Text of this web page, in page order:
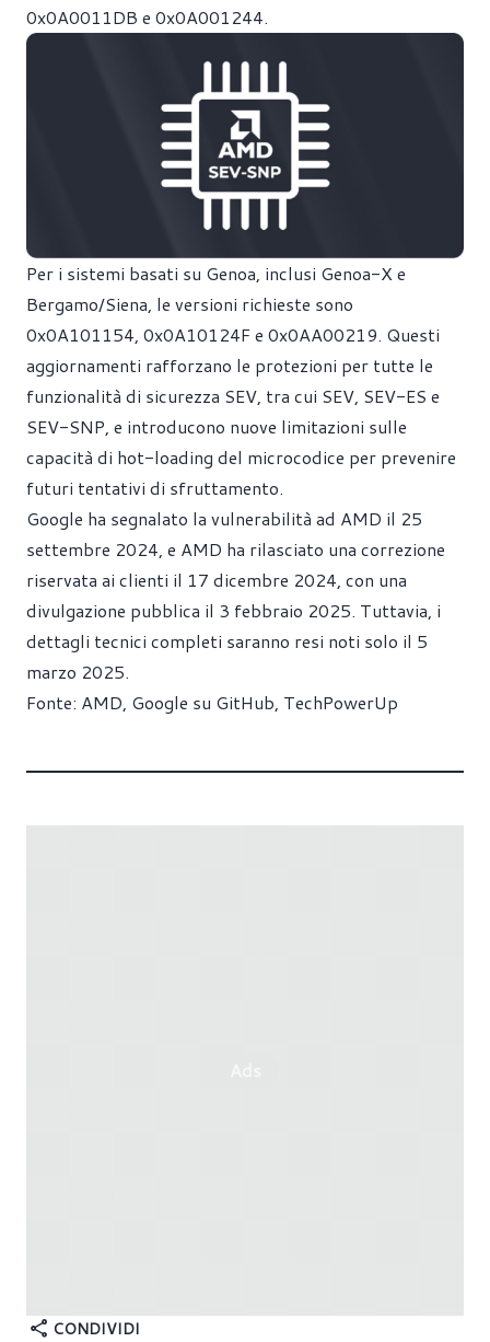
0x0A0011DB e 0x0A001244.
Per i sistemi basati su Genoa, inclusi Genoa-X e
Bergamo/Siena, le versioni richieste sono
0x0A101154, 0x0A10124F e 0x0AA00219. Questi
aggiornamenti rafforzano le protezioni per tutte le
funzionalità di sicurezza SEV, tra cui SEV, SEV-ES e
SEV-SNP, e introducono nuove limitazioni sulle
capacità di hot-loading del microcodice per prevenire
futuri tentativi di sfruttamento.
Google ha segnalato la vulnerabilità ad AMD il 25
settembre 2024, e AMD ha rilasciato una correzione
riservata ai clienti il 17 dicembre 2024, con una
divulgazione pubblica il 3 febbraio 2025. Tuttavia, i
dettagli tecnici completi saranno resi noti solo il 5
marzo 2025.
Fonte: AMD, Google su GitHub, TechPowerUp
CONDIVIDI